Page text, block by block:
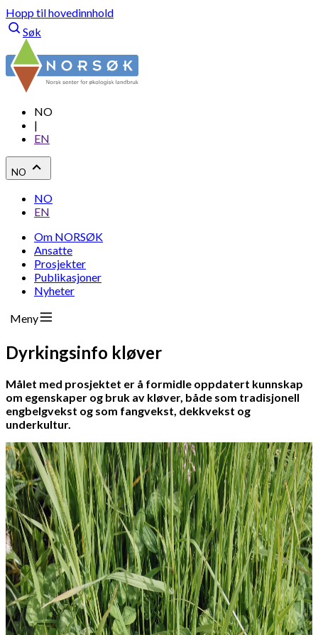
Hopp til hovedinnhold
Søk
NO
|
EN
NO
NO
EN
Om NORSØK
Ansatte
Prosjekter
Publikasjoner
Nyheter
Meny
Dyrkingsinfo kløver
Målet med prosjektet er å formidle oppdatert kunnskap
om egenskaper og bruk av kløver, både som tradisjonell
engbelgvekst og som fangvekst, dekkvekst og
underkultur.